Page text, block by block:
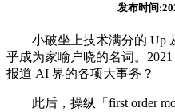
发布时间
小破坐上技术满分的 Up
乎成为家喻户晓的名词。
报道 AI 界的各项大事务？
此后，操纵「first order